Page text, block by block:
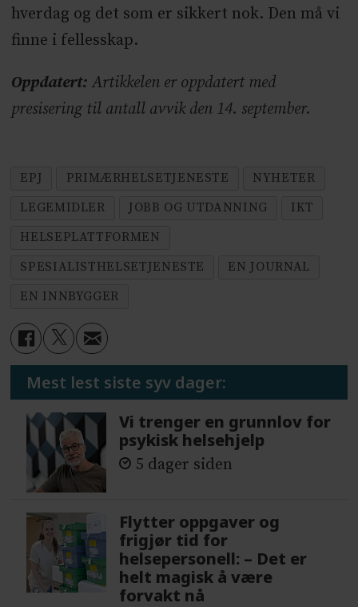
hverdag og det som er sikkert nok. Den må vi
finne i fellesskap.
Oppdatert: Artikkelen er oppdatert med
presisering til antall avvik den 14. september.
EPJ PRIMÆRHELSETJENESTE
NYHETER
LEGEMIDLER
JOBB OG UTDANNING
IKT
HELSEPLATTFORMEN
SPESIALISTHELSETJENESTE
EN JOURNAL
EN INNBYGGER
Mest lest siste syv dager:
Vi trenger en grunnlov for
psykisk helsehjelp
5 dager siden
Flytter oppgaver og
frigjør tid for
helsepersonell: – Det er
helt magisk å være
forvakt nå